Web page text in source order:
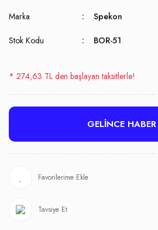
Marka Spekon
Stok Kodu BOR-51
* 274,63 TL den başlayan taksitlerle!
GELİNCE
Tavsiye Et